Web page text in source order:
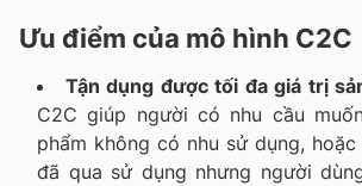
Ưu điểm của mô hình C2C
Tận dụng được tối đa giá trị
C2C giúp người có nhu cầu
phẩm không có nhu sử dụng, hoặc
đã qua sử dụng nhưng người